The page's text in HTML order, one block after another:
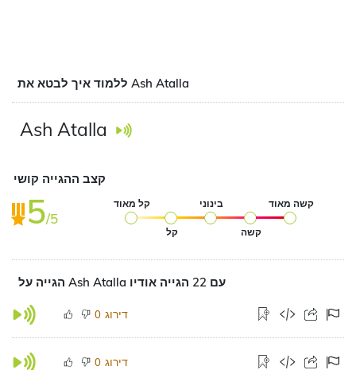
ללמוד איך לבטא את Ash Atalla
Ash Atalla
קצב ההגייה קושי
5/5
קל מאוד
קל
בינוני
קשה
קשה מאוד
הגייה על Ash Atalla עם 22 הגייה אודיו
0 דירוג
0 דירוג